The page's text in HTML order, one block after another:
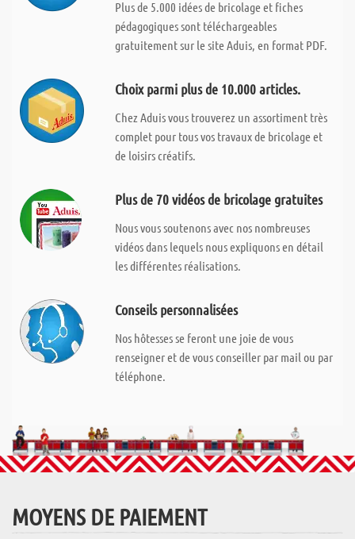
Plus de 5.000 idées de bricolage et fiches
pédagogiques sont téléchargeables
gratuitement sur le site Aduis, en format PDF.
Choix parmi plus de 10.000 articles.
Chez Aduis vous trouverez un assortiment très
complet pour tous vos travaux de bricolage et
de loisirs créatifs.
Plus de 70 vidéos de bricolage gratuites
Nous vous soutenons avec nos nombreuses
vidéos dans lequels nous expliquons en détail
les différentes réalisations.
Conseils personnalisées
Nos hôtesses se feront une joie de vous
renseigner et de vous conseiller par mail ou par
téléphone.
MOYENS DE PAIEMENT